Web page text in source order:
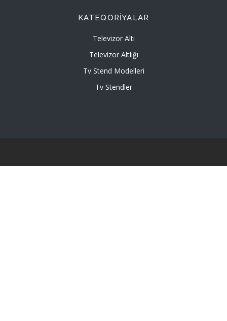
KATEQORIYALAR
Televizor Altı
Televizor Altlığı
Tv Stend Modelleri
Tv Stendler